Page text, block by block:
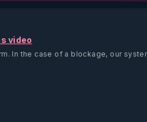
video
In the case of a blockage, our